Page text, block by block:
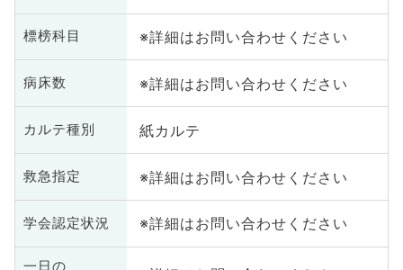
標榜科目 ※詳細はお問い合わせください
病床数 ※詳細はお問い合わせください
カルテ種別 紙カルテ
救急指定 ※詳細はお問い合わせください
学会認定状況 ※詳細はお問い合わせください
一日の